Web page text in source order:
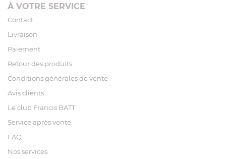
À VOTRE SERVICE
Contact
Livraison
Paiement
Retour des produits
Conditions générales de vente
Avis clients
Le club Francis BATT
Service après vente
FAQ
Nos services